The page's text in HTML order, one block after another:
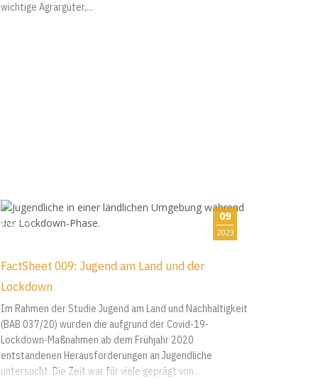
wichtige Agrargüter,...
09
2023
FactSheet 009: Jugend am Land und der
Lockdown
Im Rahmen der Studie Jugend am Land und Nachhaltigkeit
(BAB 037/20) wurden die aufgrund der Covid-19-
Lockdown-Maßnahmen ab dem Frühjahr 2020
entstandenen Herausforderungen an Jugendliche
untersucht. Die Zeit war für viele geprägt von...